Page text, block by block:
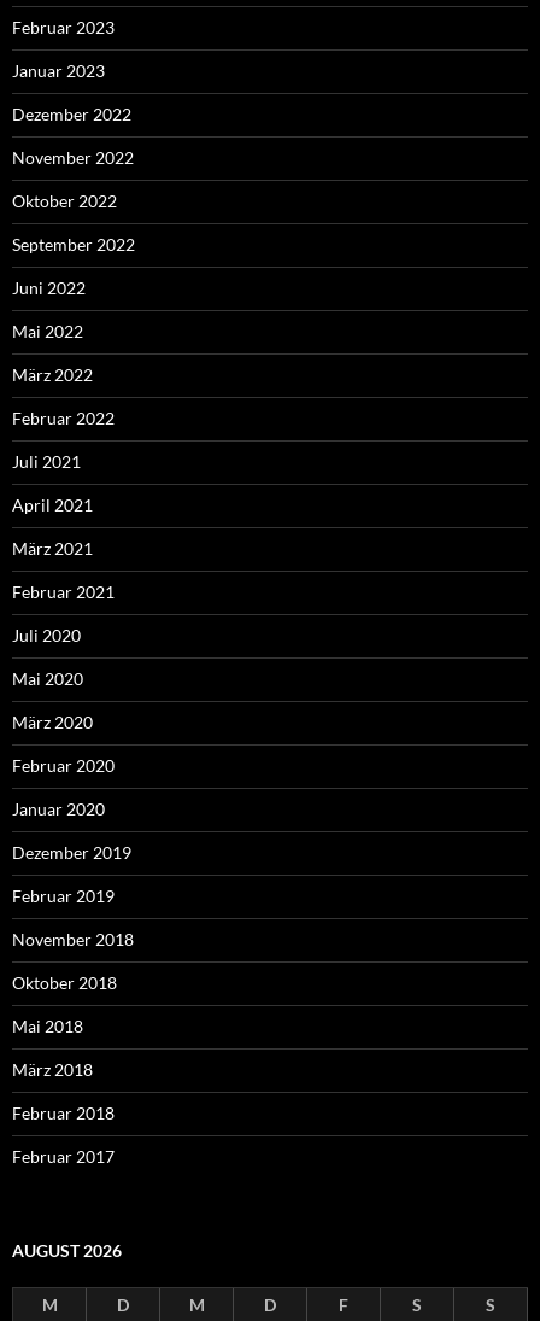
Februar 2023
Januar 2023
Dezember 2022
November 2022
Oktober 2022
September 2022
Juni 2022
Mai 2022
März 2022
Februar 2022
Juli 2021
April 2021
März 2021
Februar 2021
Juli 2020
Mai 2020
März 2020
Februar 2020
Januar 2020
Dezember 2019
Februar 2019
November 2018
Oktober 2018
Mai 2018
März 2018
Februar 2018
Februar 2017
AUGUST 2026
M D M D F S S